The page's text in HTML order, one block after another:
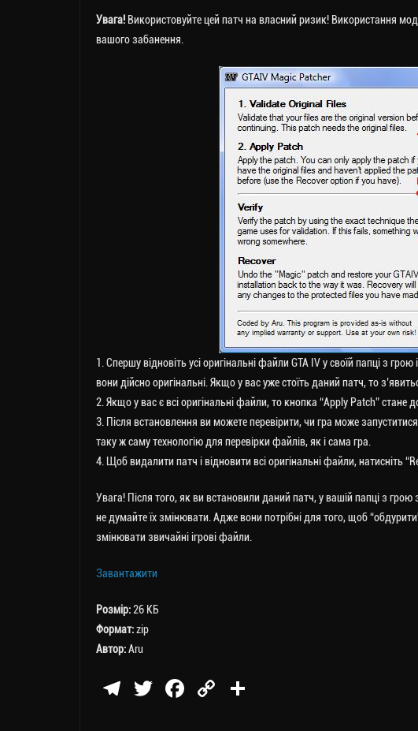
Увага! Використовуйте цей патч на власний ризик! Використання
вашого забанення.
1. Спершу відновіть усі оригінальні файли GTA IV у своїй папці з
вони дійсно оригінальні. Якщо у вас уже стоїть даний патч, то
2. Якщо у вас є всі оригінальні файли, то кнопка “Apply Patch” стане
3. Після встановлення ви можете перевірити, чи гра може
таку ж саму технологію для перевірки файлів, як і сама гра.
4. Щоб видалити патч і відновити всі оригінальні файли, натисніть
Увага! Після того, як ви встановили даний патч, у вашій папці з
не думайте їх змінювати. Адже вони потрібні для того, щоб
змінювати звичайні ігрові файли.
Завантажити
Розмір:26 КБ
Формат:zip
Автор:Aru
Te
T
Fa
C